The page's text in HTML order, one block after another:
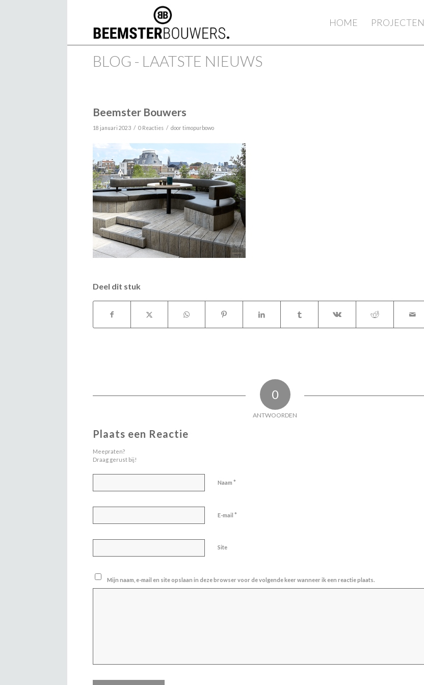
HOME PROJECTEN
BLOG - LAATSTE NIEUWS
Beemster Bouwers
18 januari 2023 / 0 Reacties / door timopurbowo
Deel dit stuk
0
ANTWOORDEN
Plaats een Reactie
Meepraten?
Draag gerust bij!
Naam *
E-mail *
Site
Mijn naam, e-mail en site opslaan in deze browser voor de volgende keer wanneer ik een reactie plaats.